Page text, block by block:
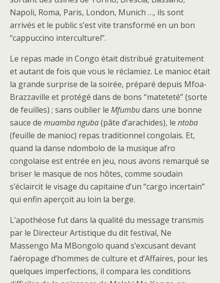
Napoli, Roma, Paris, London, Munich …, ils sont
arrivés et le public s’est vite transformé en un bon
“cappuccino interculturel”.
Le repas made in Congo était distribué gratuitement
et autant de fois que vous le réclamiez. Le manioc était
la grande surprise de la soirée, préparé depuis Mfoa-
Brazzaville et protégé dans de bons “mateteté” (sorte
de feuilles) ; sans oublier le Mfumbudans une bonne
sauce de muamba nguba(pâte d’arachides), le ntoba
(feuille de manioc) repas traditionnel congolais. Et,
quand la danse ndombolo de la musique afro
congolaise est entrée en jeu, nous avons remarqué se
briser le masque de nos hôtes, comme soudain
s’éclaircit le visage du capitaine d’un “cargo incertain”
qui enfin aperçoit au loin la berge.
L’apothéose fut dans la qualité du message transmis
par le Directeur Artistique du dit festival, Ne
Massengo Ma MBongolo quand s’excusant devant
l’aéropage d’hommes de culture et d’Affaires, pour les
quelques imperfections, il compara les conditions